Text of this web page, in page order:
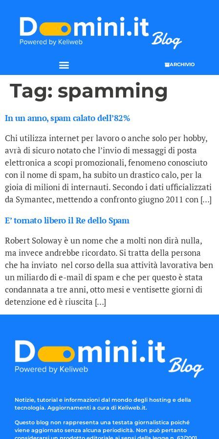
ARCHIVIO
Tag: spamming
In un anno, spam calato dell’82%
Chi utilizza internet per lavoro o anche solo per hobby,
avrà di sicuro notato che l’invio di messaggi di posta
elettronica a scopi promozionali, fenomeno conosciuto
con il nome di spam, ha subito un drastico calo, per la
gioia di milioni di internauti. Secondo i dati ufficializzati
da Symantec, mettendo a confronto giugno 2011 con […]
E’ tornato libero il Re dello Spam
Robert Soloway è un nome che a molti non dirà nulla,
ma invece andrebbe ricordato. Si tratta della persona
che ha inviato nel corso della sua attività lavorativa ben
un miliardo di e-mail di spam e che per questo è stata
condannata a tre anni, otto mesi e ventisette giorni di
detenzione ed è riuscita […]
Notizie, tutorial e informazioni dal mondo degli hosting e della
tecnologia. Aggiornamenti a cura di Keliweb.it.
Questo blog non rappresenta una testata giornalistica poiché
viene aggiornato senza alcuna periodicità. Non può pertanto